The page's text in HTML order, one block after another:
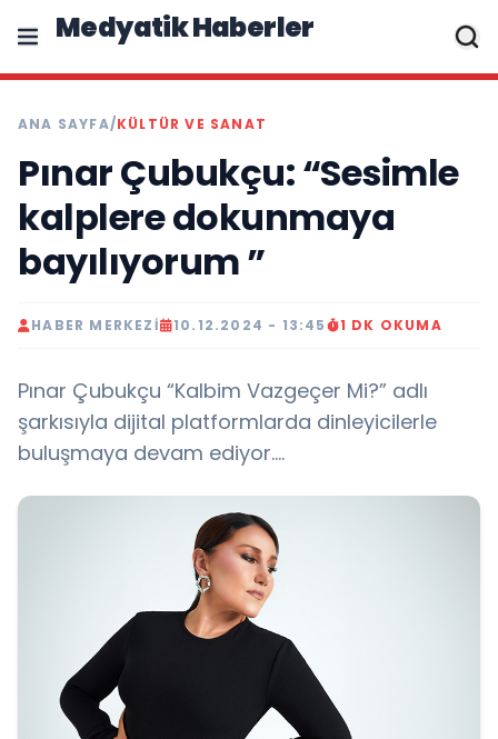
Medyatik Haberler
ANA SAYFA/KÜLTÜR VE SANAT
Pınar Çubukçu: “Sesimle
kalplere dokunmaya
bayılıyorum ”
HABER MERKEZI 10.12.2024 - 13:45 1 DK OKUMA
Pınar Çubukçu “Kalbim Vazgeçer Mi?” adlı
şarkısıyla dijital platformlarda dinleyicilerle
buluşmaya devam ediyor....